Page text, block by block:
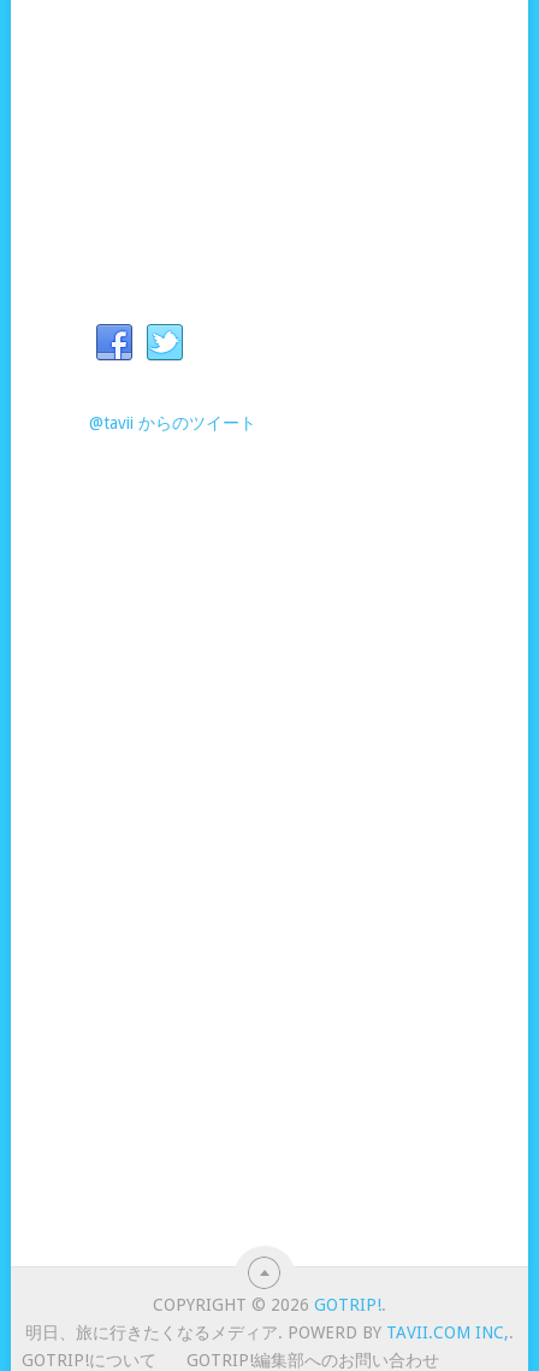
@tavii からのツイート
COPYRIGHT © 2026GOTRIP!.
明日、旅に行きたくなるメディア. POWERD BY TAVII.COM INC,.
GOTRIP!について
GOTRIP!編集部へのお問い合わせ